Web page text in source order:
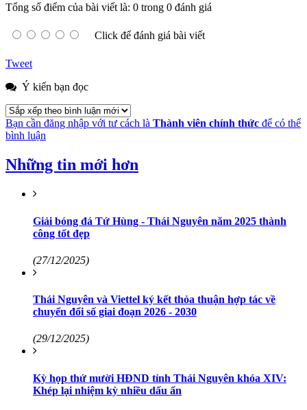
Tổng số điểm của bài viết là: 0 trong 0 đánh giá
Click để đánh giá bài viết
Tweet
Ý kiến bạn đọc
Bạn cần đăng nhập với tư cách là Thành viên chính thức để có thể
bình luận
Những tin mới hơn
Giải bóng đá Tứ Hùng - Thái Nguyên năm 2025 thành
công tốt đẹp
(27/12/2025)
Thái Nguyên và Viettel ký kết thỏa thuận hợp tác về
chuyển đổi số giai đoạn 2026 - 2030
(29/12/2025)
Kỳ họp thứ mười HĐND tỉnh Thái Nguyên khóa XIV:
Khép lại nhiệm kỳ nhiều dấu ấn